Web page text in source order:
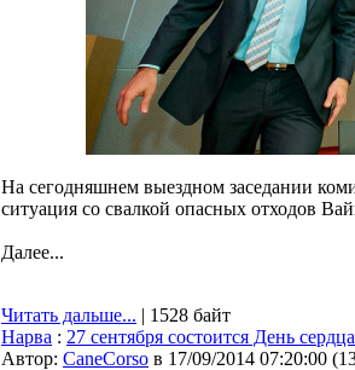
На сегодняшнем выездном заседании
ситуация со свалкой опасных отходов
Далее...
Читать дальше... | 1528 байт
Нарва : 27 сентября состоится День сердца
Автор: CaneCorso в 17/09/2014 07:20:00 (